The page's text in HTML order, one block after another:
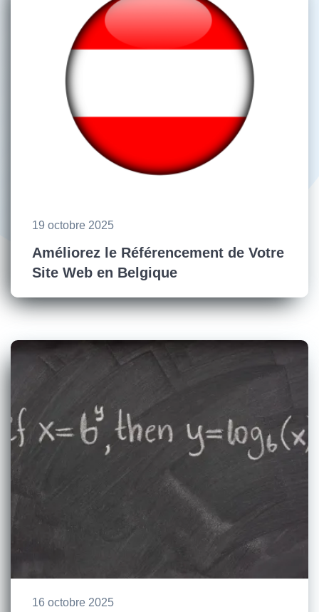
19 octobre 2025
Améliorez le Référencement de Votre
Site Web en Belgique
16 octobre 2025